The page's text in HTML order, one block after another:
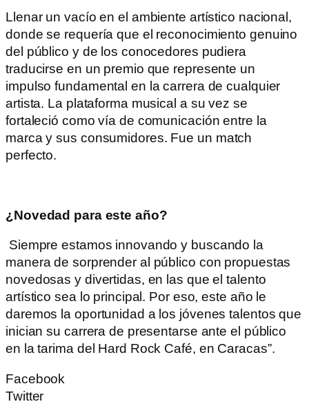
Llenar un vacío en el ambiente artístico nacional,
donde se requería que el reconocimiento genuino
del público y de los conocedores pudiera
traducirse en un premio que represente un
impulso fundamental en la carrera de cualquier
artista. La plataforma musical a su vez se
fortaleció como vía de comunicación entre la
marca y sus consumidores. Fue un match
perfecto.
¿Novedad para este año?
Siempre estamos innovando y buscando la
manera de sorprender al público con propuestas
novedosas y divertidas, en las que el talento
artístico sea lo principal. Por eso, este año le
daremos la oportunidad a los jóvenes talentos que
inician su carrera de presentarse ante el público
en la tarima del Hard Rock Café, en Caracas”.
Facebook
Twitter